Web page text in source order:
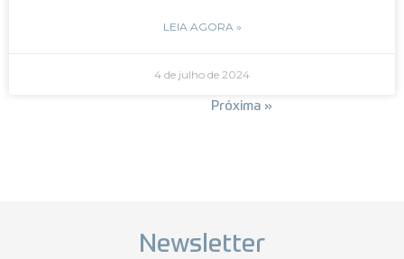
LEIA AGORA »
4 de julho de 2024
Próxima »
Newsletter